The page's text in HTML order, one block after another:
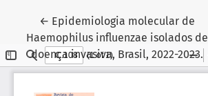
← Voltar aos Detalhes do Artigo
Epidemiologia molecular de
Haemophilus influenzae isolados de
doença invasiva, Brasil, 2022-2023.